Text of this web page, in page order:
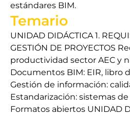
estándares BIM.
Temario
UNIDAD DIDÁCTICA 1.
GESTIÓN DE PROYECTOS
productividad sector AEC y
Documentos BIM: EIR, libro
Gestión de información:
Estandarización: sistemas
Formatos abiertos UNIDAD